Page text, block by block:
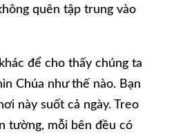
quên tập trung vào
để cho thấy chúng ta
Chúa như thế nào. Bạn
này suốt cả ngày. Treo
tường, mỗi bên đều có